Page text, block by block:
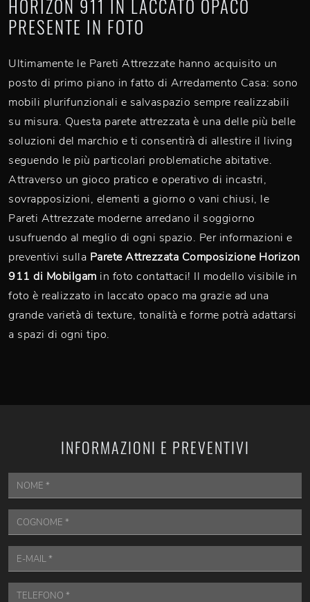
HORIZON 911 IN LACCATO OPACO
PRESENTE IN FOTO
Ultimamente le Pareti Attrezzate hanno acquisito un
posto di primo piano in fatto di Arredamento Casa: sono
mobili plurifunzionali e salvaspazio sempre realizzabili
su misura. Questa parete attrezzata è una delle più belle
soluzioni del marchio e ti consentirà di allestire il living
seguendo le più particolari problematiche abitative.
Attraverso un gioco pratico e operativo di incastri,
sovrapposizioni, elementi a giorno o vani chiusi, le
Pareti Attrezzate moderne arredano il soggiorno
usufruendo al meglio di ogni spazio. Per informazioni e
preventivi sulla Parete Attrezzata Composizione Horizon
911 di Mobilgam in foto contattaci! Il modello visibile in
foto è realizzato in laccato opaco ma grazie ad una
grande varietà di texture, tonalità e forme potrà adattarsi
a spazi di ogni tipo.
INFORMAZIONI E PREVENTIVI